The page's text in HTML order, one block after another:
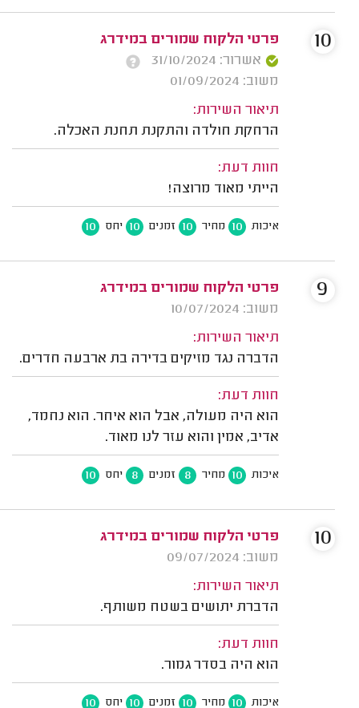
פרטי הלקוח שמורים במידרג
אשרור: 31/10/2024
משוב: 01/09/2024
תיאור השירות:
הרחקת חולדה והתקנת תחנת האכלה.
חוות דעת:
הייתי מאוד מרוצה!
איכות 10 מחיר 10 זמנים 10 יחס 10
10
פרטי הלקוח שמורים במידרג
משוב: 10/07/2024
תיאור השירות:
הדברה נגד מזיקים בדירה בת ארבעה חדרים.
חוות דעת:
הוא היה מעולה, אבל הוא איחר. הוא נחמד,
אדיב, אמין והוא עזר לנו מאוד.
איכות 10 מחיר 8 זמנים 8 יחס 10
9
פרטי הלקוח שמורים במידרג
משוב: 09/07/2024
תיאור השירות:
הדברת יתושים בשטח משותף.
חוות דעת:
הוא היה בסדר גמור.
איכות 10 מחיר 10 זמנים 10 יחס 10
10